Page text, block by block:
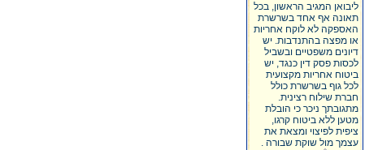
ליבואן המגיב הראשון, בכל
תאונה אף אחד בשרשרת
האספקה לא לוקח אחריות
או מפצה בהתנדבות. יש
דיונים משפטיים ובשביל
לכסות פסק דין כנגד, יש
ביטוח אחריות מקצועית
לכל גוף בשרשרת כולל
חברת שילוח רצינית.
מתגובתך ניכר כי הובלת
מטען ללא ביטוח קרגו,
ציפית לפיצוי ומצאת את
עצמך מול שוקת שבורה .